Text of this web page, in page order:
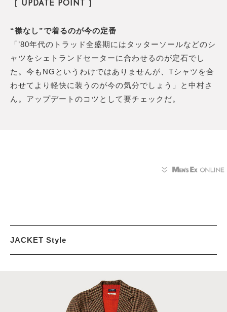
［ UPDATE POINT ］
“襟なし”で着るのが今の定番
「’80年代のトラッド全盛期にはタッターソールなどのシ
ャツをシェトランドセーターに合わせるのが定石でし
た。今もNGというわけではありませんが、Tシャツを合
わせてより軽快に装うのが今の気分でしょう」と中村さ
ん。アップデートのコツとして要チェックだ。
JACKET Style